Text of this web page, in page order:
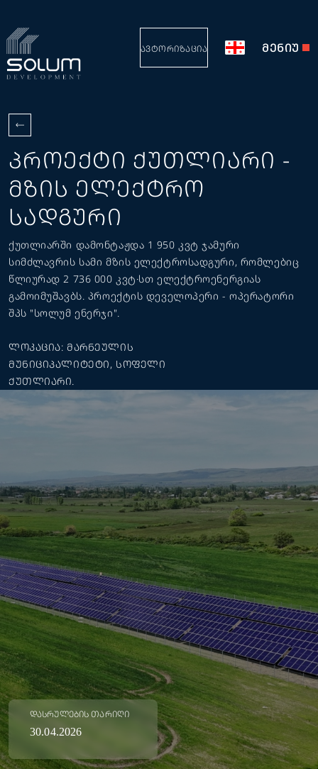
ᲐᲕᲢᲝᲠᲘᲖᲐᲪᲘᲐ ᲛᲔᲜᲘᲣ
ᲞᲠᲝᲔᲥᲢᲘ ᲥᲣᲗᲚᲘᲐᲠᲘ -
ᲛᲖᲘᲡ ᲔᲚᲔᲥᲢᲠᲝ
ᲡᲐᲓᲒᲣᲠᲘ
ქუთლიარში დამონტაჟდა 1 950 კვტ ჯამური
სიმძლავრის სამი მზის ელექტროსადგური, რომლებიც
წლიურად 2 736 000 კვტ·სთ ელექტროენერგიას
გამოიმუშავბს. პროექტის დეველოპერი - ოპერატორი
შპს "სოლუმ ენერჯი".
ᲚᲝᲙᲐᲪᲘᲐ: ᲛᲐᲠᲜᲔᲣᲚᲘᲡ
ᲛᲣᲜᲘᲪᲘᲞᲐᲚᲘᲢᲔᲢᲘ, ᲡᲝᲤᲔᲚᲘ
ᲥᲣᲗᲚᲘᲐᲠᲘ.
ᲓᲐᲡᲠᲣᲚᲔᲑᲘᲡ ᲗᲐᲠᲘᲦᲘ
30.04.2026